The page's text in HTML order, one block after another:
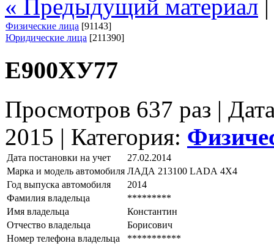
« Предыдущий материал
Физические лица [91143]
Юридические лица [211390]
Е900ХУ77
Просмотров 637 раз |
2015 | Категория:
Дата постановки на учет
27.02.2014
Марка и модель автомобиля ЛАДА 213100 LАDА 4Х4
Год выпуска автомобиля
2014
Фамилия владельца
*********
Имя владельца
Константин
Отчество владельца
Борисович
Номер телефона владельца
***********